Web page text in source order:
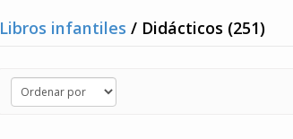
Libros infantiles / Didácticos (251)